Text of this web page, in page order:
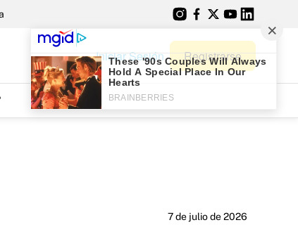
Iniciar Sesión Registrarse
7 de julio de 2026